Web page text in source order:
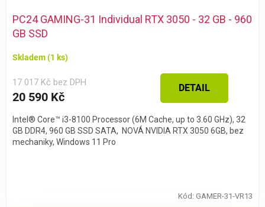
PC24 GAMING-31 Individual RTX 3050 - 32 GB - 960
GB SSD
Skladem(1 ks)
17 017 Kč bez DPH
20 590 Kč
DETAIL
Intel® Core™ i3-8100 Processor (6M Cache, up to 3.60 GHz), 32
GB DDR4, 960 GB SSD SATA, NOVÁ NVIDIA RTX 3050 6GB, bez
mechaniky, Windows 11 Pro
Kód: GAMER-31-VR13